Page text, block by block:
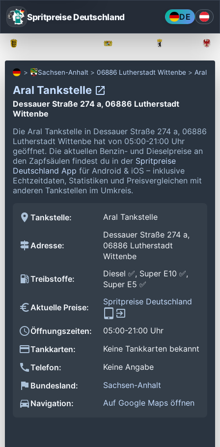
Spritpreise Deutschland DE
Sachsen-Anhalt 06886 Lutherstadt Wittenbe Aral
Aral Tankstelle
Dessauer Straße 274 a, 06886 Lutherstadt
Wittenbe
Die Aral Tankstelle in Dessauer Straße 274 a, 06886
Lutherstadt Wittenbe hat von 05:00-21:00 Uhr
geöffnet. Die aktuellen Benzin- und Dieselpreise an
den Zapfsäulen findest du in der Spritpreise
Deutschland App für Android & iOS – inklusive
Echtzeitdaten, Statistiken und Preisvergleichen mit
anderen Tankstellen im Umkreis.
Tankstelle: Aral Tankstelle
Adresse:
Dessauer Straße 274 a,
06886 Lutherstadt
Wittenbe
Treibstoffe:
Diesel ✅, Super E10 ✅,
Super E5 ✅
Aktuelle Preise:
Spritpreise Deutschland
Öffnungszeiten:
05:00-21:00 Uhr
Tankkarten:
Keine Tankkarten bekannt
Telefon:
Keine Angabe
Bundesland:
Sachsen-Anhalt
Navigation:
Auf Google Maps öffnen